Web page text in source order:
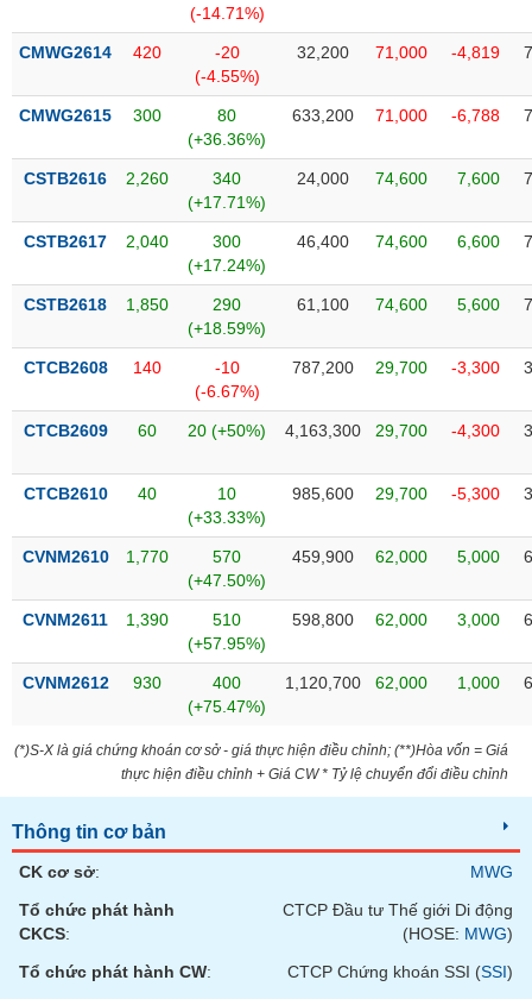
(-14.71%)
CMWG2614 420
-20
(-4.55%)
32,200 71,000 -4,819
CMWG2615 300
80
(+36.36%)
633,200 71,000 -6,788
CSTB2616 2,260
340
(+17.71%)
24,000 74,600 7,600
CSTB2617 2,040
300
(+17.24%)
46,400 74,600 6,600
CSTB2618 1,850
290
(+18.59%)
61,100 74,600 5,600
CTCB2608 140
-10
(-6.67%)
787,200 29,700 -3,300
CTCB2609 60 20 (+50%) 4,163,300 29,700 -4,300
CTCB2610 40
10
(+33.33%)
985,600 29,700 -5,300
CVNM2610 1,770
570
(+47.50%)
459,900 62,000 5,000
CVNM2611 1,390
510
(+57.95%)
598,800 62,000 3,000
CVNM2612 930
400
(+75.47%)
1,120,700 62,000 1,000
(*)S-X là giá chứng khoán cơ sở - giá thực hiện điều chỉnh; (**)Hòa vốn = Giá
thực hiện điều chỉnh + Giá CW * Tỷ lệ chuyển đổi điều chỉnh
Thông tin cơ bản
CK cơ sở:
MWG
Tổ chức phát hành
CKCS:
CTCP Đầu tư Thế giới Di động
(HOSE: MWG)
Tổ chức phát hành CW: CTCP Chứng khoán SSI (SSI)
Cổ phiếu Chỉ số
đạo
(-)
Tất cả Người nội bộ Người liên quan Cổ đông lớn
Tin
tức
của
giả
(-)
phân
tích
Thuật
ngữ
vụ
tạo